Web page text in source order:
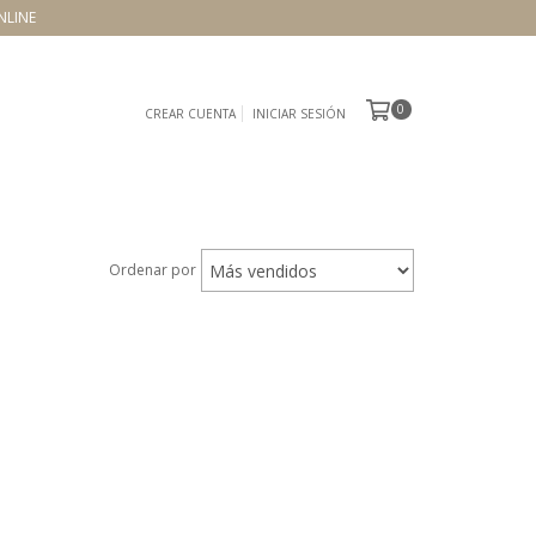
CREAR CUENTA INICIAR SESIÓN 0
Ordenar por